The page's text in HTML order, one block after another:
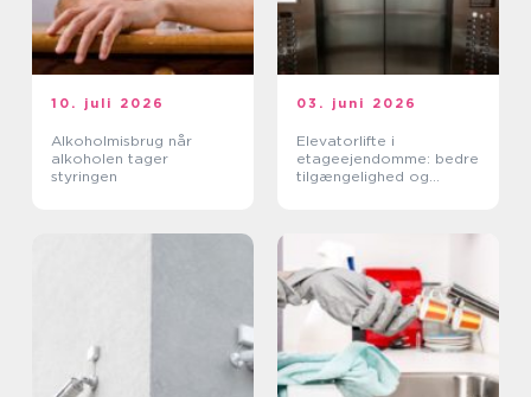
10. juli 2026
Alkoholmisbrug når
alkoholen tager
styringen
03. juni 2026
Elevatorlifte i
etageejendomme: bedre
tilgængelighed og